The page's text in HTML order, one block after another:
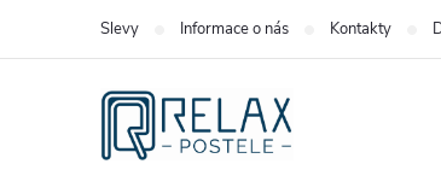
Slevy Informace o nás Kontakty